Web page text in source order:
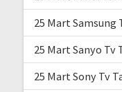
25 Mart Samsung
25 Mart Sanyo Tv
25 Mart Sony Tv